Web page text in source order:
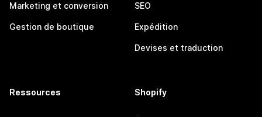
Marketing et conversion
Gestion de boutique
SEO
Expédition
Devises et traduction
Ressources Shopify